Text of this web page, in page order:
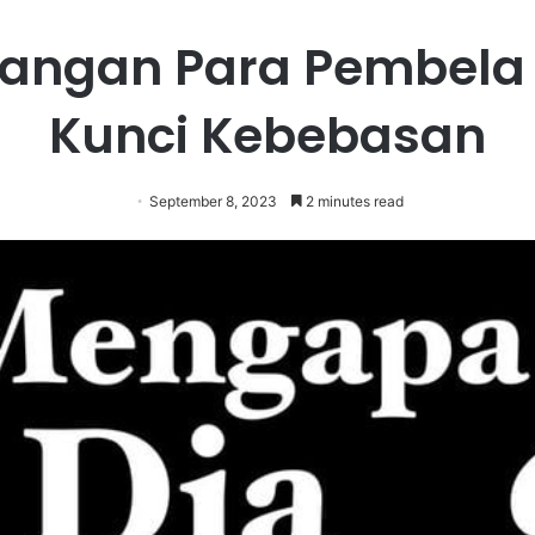
Para Pembela
Kunci Kebebasan
September 8, 2023 2 minutes read